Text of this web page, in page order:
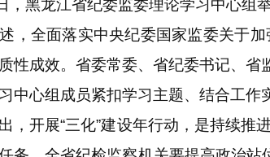
龙江省纪委监委理论学习中心组举
，全面落实中央纪委国家监委关于
性成效。省委常委、省纪委书记、省
心组成员紧扣学习主题、结合工作
开展“三化”建设年行动，是持续推